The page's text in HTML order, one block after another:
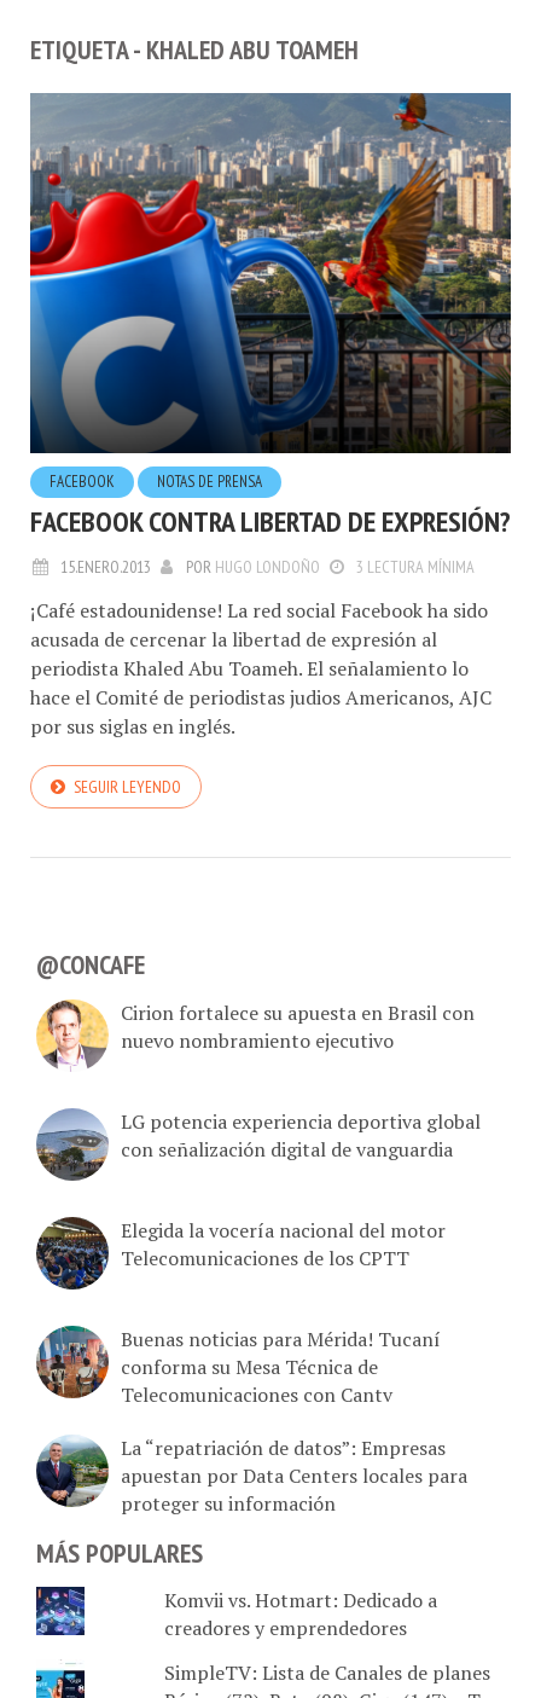
ETIQUETA - KHALED ABU TOAMEH
FACEBOOK NOTAS DE PRENSA
FACEBOOK CONTRA LIBERTAD DE EXPRESIÓN?
15.ENERO.2013 POR HUGO LONDOÑO 3 LECTURA MÍNIMA
¡Café estadounidense! La red social Facebook ha sido
acusada de cercenar la libertad de expresión al
periodista Khaled Abu Toameh. El señalamiento lo
hace el Comité de periodistas judios Americanos, AJC
por sus siglas en inglés.
SEGUIR LEYENDO
@CONCAFE
Cirion fortalece su apuesta en Brasil con
nuevo nombramiento ejecutivo
LG potencia experiencia deportiva global
con señalización digital de vanguardia
Elegida la vocería nacional del motor
Telecomunicaciones de los CPTT
Buenas noticias para Mérida! Tucaní
conforma su Mesa Técnica de
Telecomunicaciones con Cantv
La “repatriación de datos”: Empresas
apuestan por Data Centers locales para
proteger su información
MÁS POPULARES
Komvii vs. Hotmart: Dedicado a
creadores y emprendedores
SimpleTV: Lista de Canales de planes